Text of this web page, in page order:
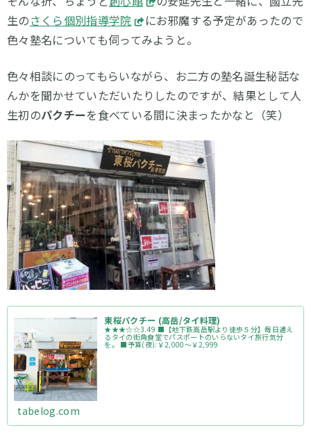
生のさくら個別指導学院
にお邪魔する予定があったので
色々塾名についても伺ってみようと。
色々相談にのってもらいながら、お二方の塾名誕生秘話な
んかを聞かせていただいたりしたのですが、結果として人
生初のパクチーを食べている間に決まったかなと（笑）
東桜パクチー (高岳/タイ料理)
★★★☆☆3.49 ■【地下鉄高岳駅より徒歩５分】毎日通え
るタイの街角食堂でパスポートのいらないタイ旅行気分
を。 ■予算(夜):￥2,000～￥2,999
tabelog.com